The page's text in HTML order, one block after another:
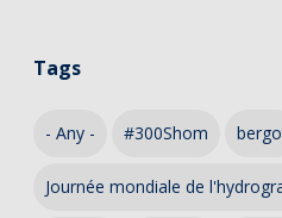
Tags
- Any - #300Shom
Journée mondiale de